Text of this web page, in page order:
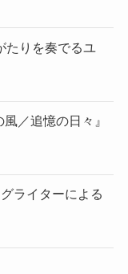
たりを奏でるユ
／追憶の日々』
ライターによる